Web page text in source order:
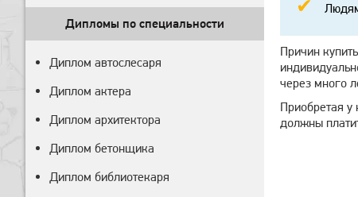
Причин
через много
Приобретая
должны
Дипломы по специальности
Диплом автослесаря
Диплом актера
Диплом архитектора
Диплом бетонщика
Диплом библиотекаря